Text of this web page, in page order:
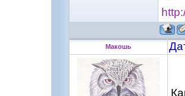
Макошь